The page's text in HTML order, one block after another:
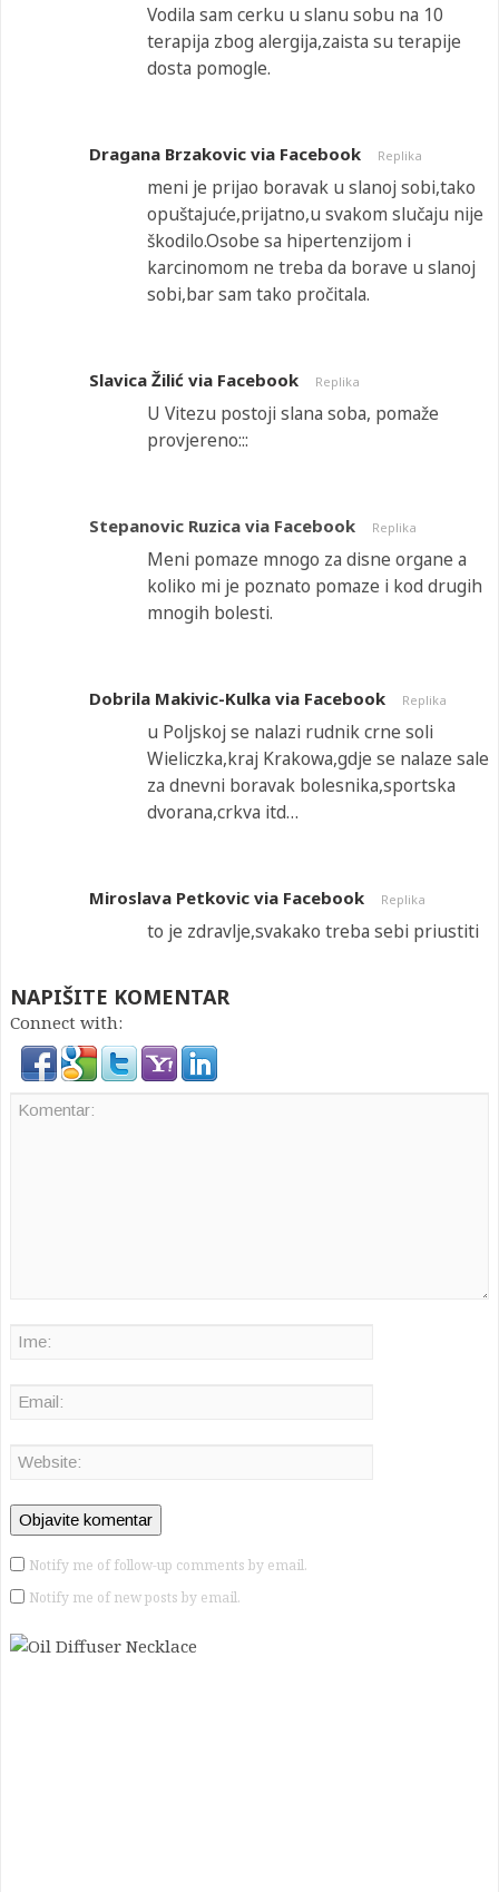
Vodila sam cerku u slanu sobu na 10
terapija zbog alergija,zaista su terapije
dosta pomogle.
Dragana Brzakovic via Facebook Replika
meni je prijao boravak u slanoj sobi,tako
opuštajuće,prijatno,u svakom slučaju nije
škodilo.Osobe sa hipertenzijom i
karcinomom ne treba da borave u slanoj
sobi,bar sam tako pročitala.
Slavica Žilić via Facebook Replika
U Vitezu postoji slana soba, pomaže
provjereno:::
Stepanovic Ruzica via Facebook Replika
Meni pomaze mnogo za disne organe a
koliko mi je poznato pomaze i kod drugih
mnogih bolesti.
Dobrila Makivic-Kulka via Facebook Replika
u Poljskoj se nalazi rudnik crne soli
Wieliczka,kraj Krakowa,gdje se nalaze sale
za dnevni boravak bolesnika,sportska
dvorana,crkva itd…
Miroslava Petkovic via Facebook Replika
to je zdravlje,svakako treba sebi priustiti
NAPIŠITE KOMENTAR
Connect with:
Notify me of follow-up comments by email.
Notify me of new posts by email.